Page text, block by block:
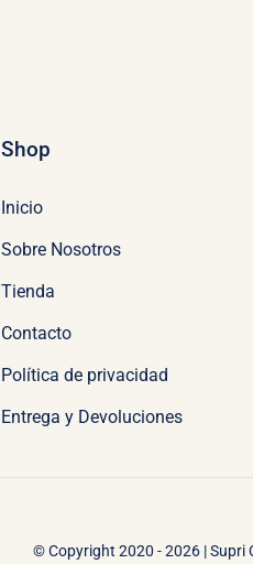
Shop
Inicio
Sobre Nosotros
Tienda
Contacto
Política de privacidad
Entrega y Devoluciones
© Copyright 2020 - 2026 | Supri